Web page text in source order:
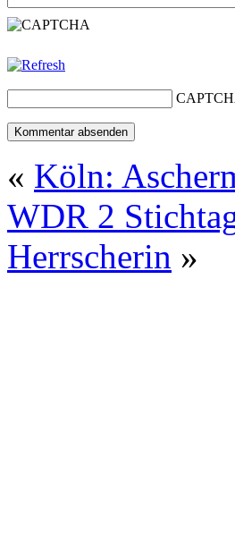
« Köln:
WDR 2
Herrscherin »